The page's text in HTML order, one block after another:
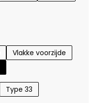
Vlakke voorzijde
Type 33